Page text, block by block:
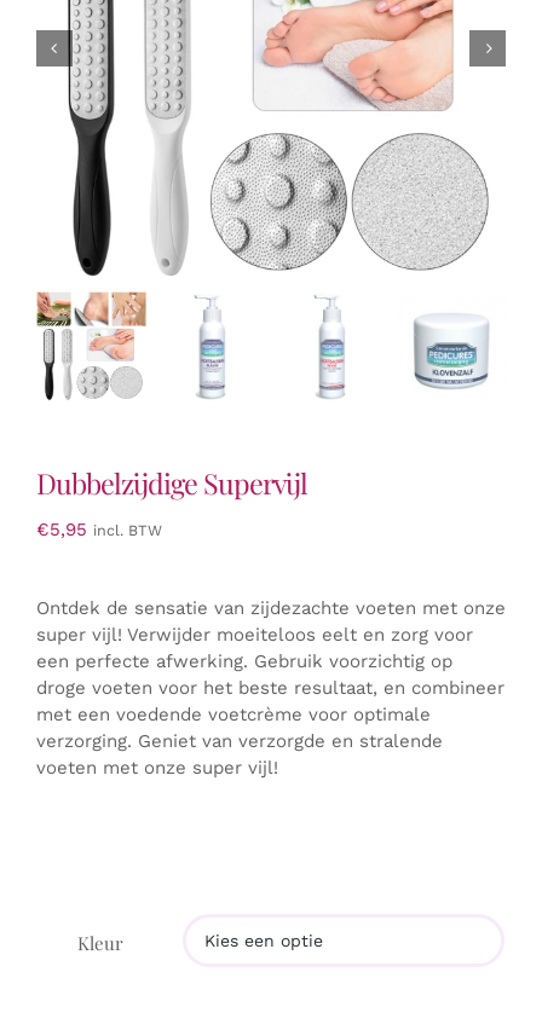
Dubbelzijdige Supervijl
€5,95 incl. BTW
Ontdek de sensatie van zijdezachte voeten met onze
super vijl! Verwijder moeiteloos eelt en zorg voor
een perfecte afwerking. Gebruik voorzichtig op
droge voeten voor het beste resultaat, en combineer
met een voedende voetcrème voor optimale
verzorging. Geniet van verzorgde en stralende
voeten met onze super vijl!
Kleur